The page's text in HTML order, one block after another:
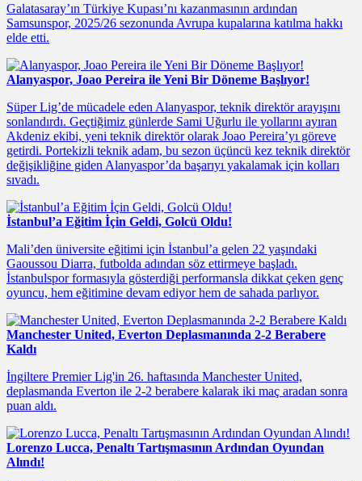
Galatasaray’ın Türkiye Kupası’nı kazanmasının ardından
Samsunspor, 2025/26 sezonunda Avrupa kupalarına katılma hakkı
elde etti.
Alanyaspor, Joao Pereira ile Yeni Bir Döneme Başlıyor!
Süper Lig’de mücadele eden Alanyaspor, teknik direktör arayışını
sonlandırdı. Geçtiğimiz günlerde Sami Uğurlu ile yollarını ayıran
Akdeniz ekibi, yeni teknik direktör olarak Joao Pereira’yı göreve
getirdi. Portekizli teknik adam, bu sezon üçüncü kez teknik direktör
değişikliğine giden Alanyaspor’da başarıyı yakalamak için kolları
sıvadı.
İstanbul’a Eğitim İçin Geldi, Golcü Oldu!
Mali’den üniversite eğitimi için İstanbul’a gelen 22 yaşındaki
Gaoussou Diarra, futbolda adından söz ettirmeye başladı.
İstanbulspor formasıyla gösterdiği performansla dikkat çeken genç
oyuncu, hem eğitimine devam ediyor hem de sahada parlıyor.
Manchester United, Everton Deplasmanında 2-2 Berabere
Kaldı
İngiltere Premier Lig'in 26. haftasında Manchester United,
deplasmanda Everton ile 2-2 berabere kalarak iki maç aradan sonra
puan aldı.
Lorenzo Lucca, Penaltı Tartışmasının Ardından Oyundan
Alındı!